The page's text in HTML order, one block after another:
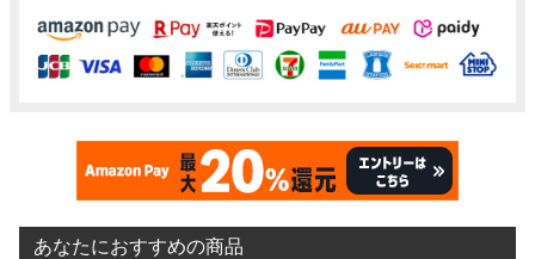
あなたにおすすめの商品